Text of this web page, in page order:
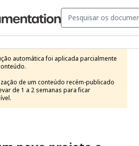
automática foi aplicada parcialmente
de um conteúdo recém-publicado
de 1 a 2 semanas para ficar